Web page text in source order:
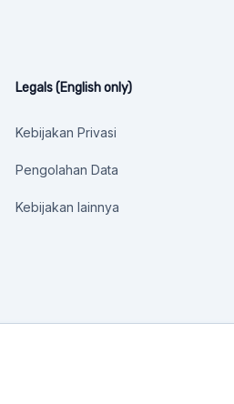
Legals (English only)
Kebijakan Privasi
Pengolahan Data
Kebijakan lainnya